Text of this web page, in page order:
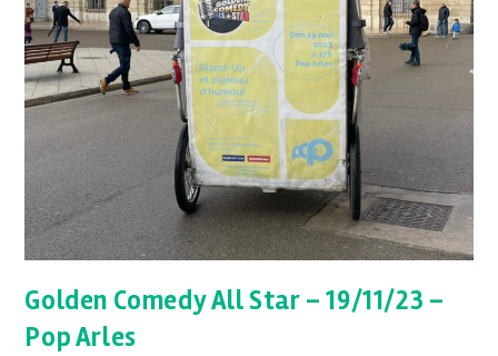
Golden Comedy All Star – 19/11/23 –
Pop Arles